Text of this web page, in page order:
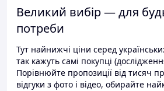
Великий вибір — для
потреби
Тут найнижчі ціни серед
так кажуть самі покупці
Порівнюйте пропозиції від тисяч
відгуки з фото і відео, обирайте